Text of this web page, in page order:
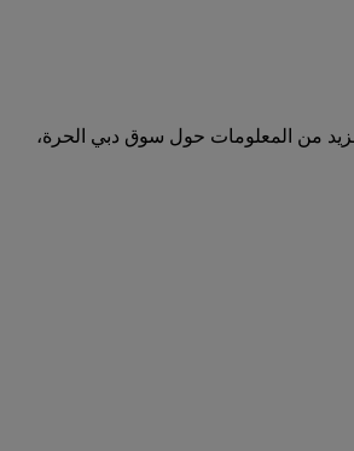
للمزيد من المعلومات حول سوق دبي الحرة،